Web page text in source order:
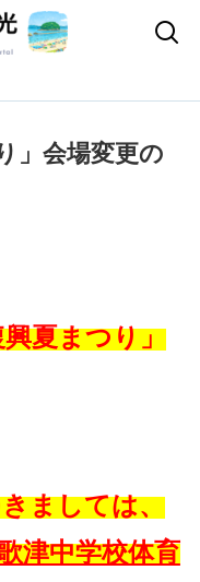
」会場変更の
夏まつり」
ましては、
津中学校体育